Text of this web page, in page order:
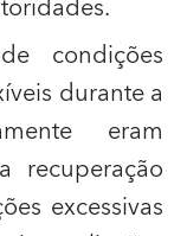
condições
durante a
eram
recuperação
excessivas